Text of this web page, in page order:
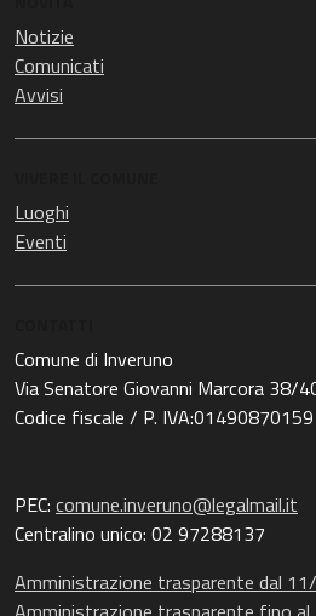
Notizie
Comunicati
Avvisi
Luoghi
Eventi
Comune di Inveruno
Via Senatore Giovanni Marcora 38/
Codice fiscale / P. IVA:01490870159
PEC: comune.inveruno@legalmail.it
Centralino unico: 02 97288137
Amministrazione trasparente dal